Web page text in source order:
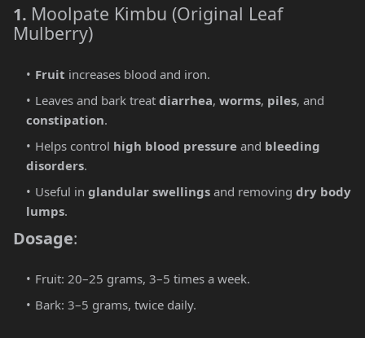
1. Moolpate Kimbu (Original Leaf
Mulberry)
Fruit increases blood and iron.
Leaves and bark treat diarrhea, worms, piles, and
constipation.
Helps control high blood pressure and bleeding
disorders.
Useful in glandular swellings and removing dry body
lumps.
Dosage:
Fruit: 20–25 grams, 3–5 times a week.
Bark: 3–5 grams, twice daily.